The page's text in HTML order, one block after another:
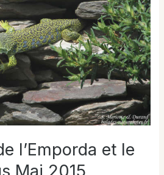
l’Emporda et le